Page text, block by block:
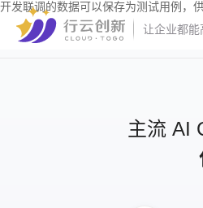
让企业都能
开发联调的数据可以保存为测试用例，
主流 AI